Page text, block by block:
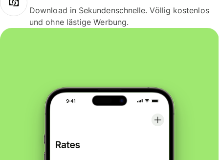
Download in Sekundenschnelle. Völlig kostenlos
und ohne lästige Werbung.